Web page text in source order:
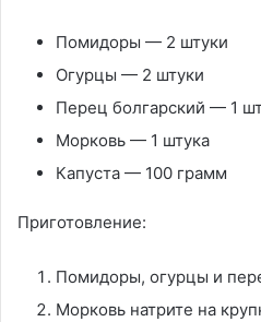
Помидоры — 2 штуки
Огурцы — 2 штуки
Перец болгарский — 1
Морковь — 1 штука
Капуста — 100 грамм
Приготовление:
Помидоры, огурцы и
Морковь натрите на